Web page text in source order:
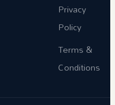
Privacy
Policy
Terms &
Conditions